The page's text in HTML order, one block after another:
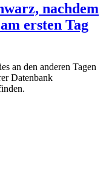
nachdem
ersten Tag
an den anderen Tagen
Datenbank